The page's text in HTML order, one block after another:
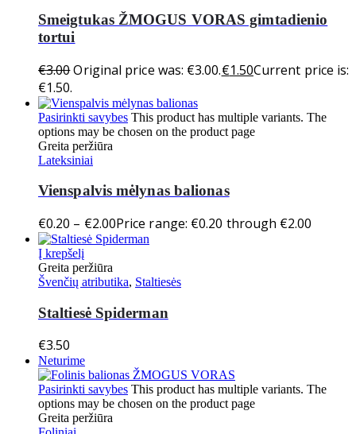
Smeigtukas ŽMOGUS VORAS gimtadienio
tortui
€3.00Original price was: €3.00.€1.50Current price is:
€1.50.
Pasirinkti savybes This product has multiple variants. The
options may be chosen on the product page
Greita peržiūra
Lateksiniai
Vienspalvis mėlynas balionas
€0.20 – €2.00Price range: €0.20 through €2.00
Į krepšelį
Greita peržiūra
Švenčių atributika, Staltiesės
Staltiesė Spiderman
€3.50
Neturime
Pasirinkti savybes This product has multiple variants. The
options may be chosen on the product page
Greita peržiūra